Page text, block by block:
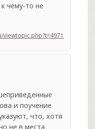
чему-то не
и поучение
что, хотя
не в места